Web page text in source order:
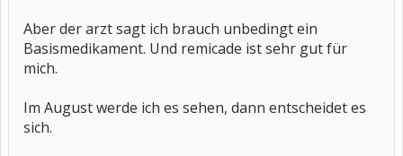
Aber der arzt sagt ich brauch unbedingt ein
Basismedikament. Und remicade ist sehr gut für
mich.
Im August werde ich es sehen, dann entscheidet es
sich.